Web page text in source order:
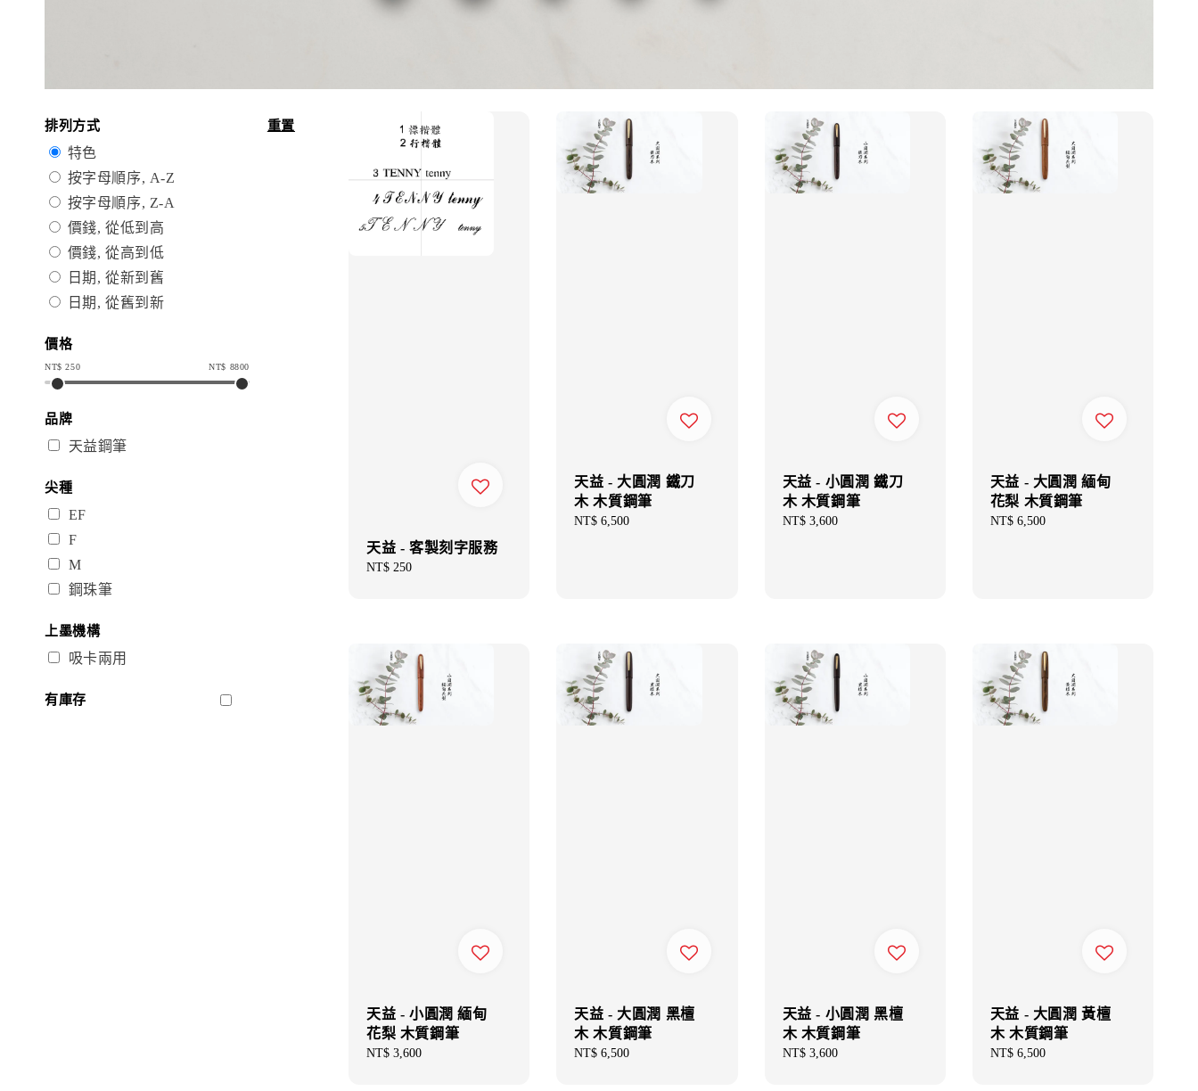
排列方式 重置
特色
按字母順序, A-Z
按字母順序, Z-A
價錢, 從低到高
價錢, 從高到低
日期, 從新到舊
日期, 從舊到新
價格
NT$250 NT$ 8800
品牌
天益鋼筆
尖種
EF
F
M
鋼珠筆
上墨機構
吸卡兩用
有庫存
天益 - 客製刻字服務
Regular
NT$ 250
天益 - 大圓潤 鐵刀
木 木質鋼筆
Regular
NT$ 6,500
天益 - 小圓潤 鐵刀
木 木質鋼筆
Regular
NT$ 3,600
天益 - 大圓潤 緬甸
花梨 木質鋼筆
Regular
NT$ 6,500
天益 - 小圓潤 緬甸
花梨 木質鋼筆
Regular
NT$ 3,600
天益 - 大圓潤 黑檀
木 木質鋼筆
Regular
NT$ 6,500
天益 - 小圓潤 黑檀
木 木質鋼筆
Regular
NT$ 3,600
天益 - 大圓潤 黃檀
木 木質鋼筆
Regular
NT$ 6,500